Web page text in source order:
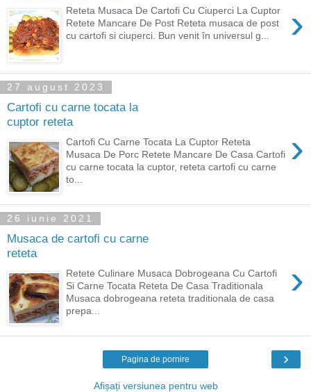
›
Reteta Musaca De Cartofi Cu Ciuperci La Cuptor
Retete Mancare De Post Reteta musaca de post
cu cartofi si ciuperci. Bun venit în universul g...
27 august 2023
Cartofi cu carne tocata la
cuptor reteta
›
Cartofi Cu Carne Tocata La Cuptor Reteta
Musaca De Porc Retete Mancare De Casa Cartofi
cu carne tocata la cuptor, reteta cartofi cu carne
to...
26 iunie 2021
Musaca de cartofi cu carne
reteta
›
Retete Culinare Musaca Dobrogeana Cu Cartofi
Si Carne Tocata Reteta De Casa Traditionala
Musaca dobrogeana reteta traditionala de casa
prepa...
›
Pagina de pornire
Afișați versiunea pentru web